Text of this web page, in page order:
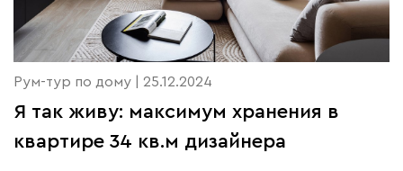
Рум-тур по дому | 25.12.2024
Я так живу: максимум хранения в
квартире 34 кв.м дизайнера